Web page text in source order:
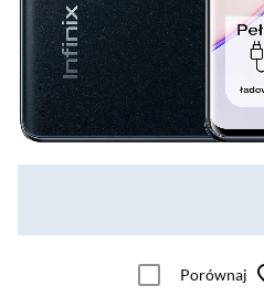
Porównaj